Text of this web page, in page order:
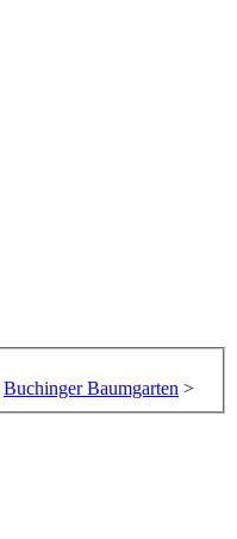
Buchinger Baumgarten >